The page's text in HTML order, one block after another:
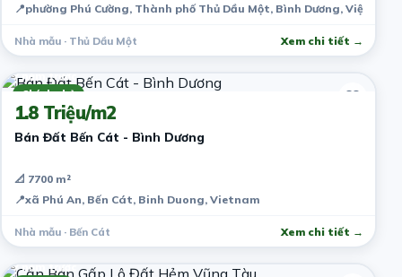
📍phường Phú Cường, Thành phố Thủ Dầu Một, Bình Dương, Việt Nam
Nhà mẫu · Thủ Dầu Một Xem chi tiết →
Chính chủ
7 năm trước
1.8 Triệu/m2
Bán Đất Bến Cát - Bình Dương
📐 7700 m²
📍xã Phú An, Bến Cát, Binh Duong, Vietnam
Nhà mẫu · Bến Cát Xem chi tiết →
7 năm trước